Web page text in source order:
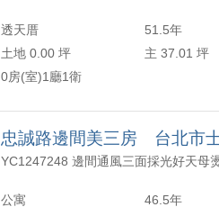
透天厝 51.5年
土地 0.00 坪
主 37.01 坪
0房(室)1廳1衛
忠誠路邊間美三房 台北市
公寓 46.5年